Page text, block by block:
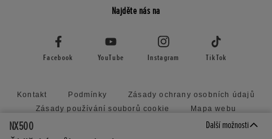
NX500 Další možnosti
Najděte nás na
Facebook YouTube Instagram TikTok
Kontakt Podmínky
Zásady ochrany osobních údajů
Zásady používání souborů cookie
Mapa webu
Zásady předkládání nevyžádaných nápadů
Honda RoadSync Connected Services and Products